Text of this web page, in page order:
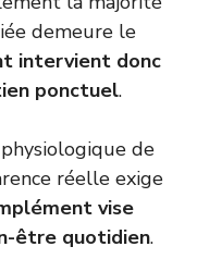
demeure le
intervient donc
ponctuel.
de
réelle exige
vise
être quotidien.